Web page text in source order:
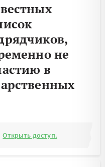
не
в
Открыть доступ.